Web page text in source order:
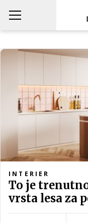
INTERIER
To je
vrsta lesa za